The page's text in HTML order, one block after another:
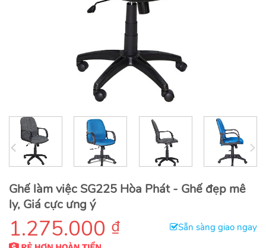
Ghế làm việc SG225 Hòa Phát - Ghế đẹp mê
ly, Giá cực ưng ý
1.275.000 ₫ Sẵn sàng giao ngay